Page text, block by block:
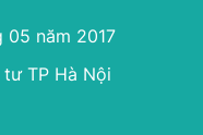
05 năm 2017
TP Hà Nội